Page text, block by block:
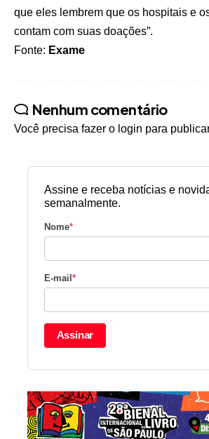
que eles lembrem que os hospitais e
contam com suas doações”.
Fonte: Exame
Nenhum comentário
Você precisa fazer o login para
Assine e receba notícias e
semanalmente.
Nome*
E-mail *
Assinar